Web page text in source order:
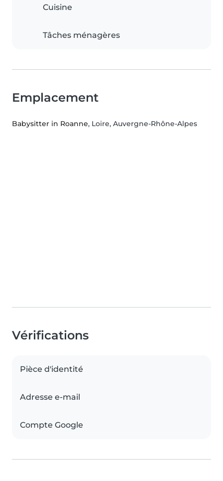
Cuisine
Tâches ménagères
Emplacement
Babysitter in Roanne, Loire, Auvergne-Rhône-Alpes
Vérifications
Pièce d'identité
Adresse e-mail
Compte Google